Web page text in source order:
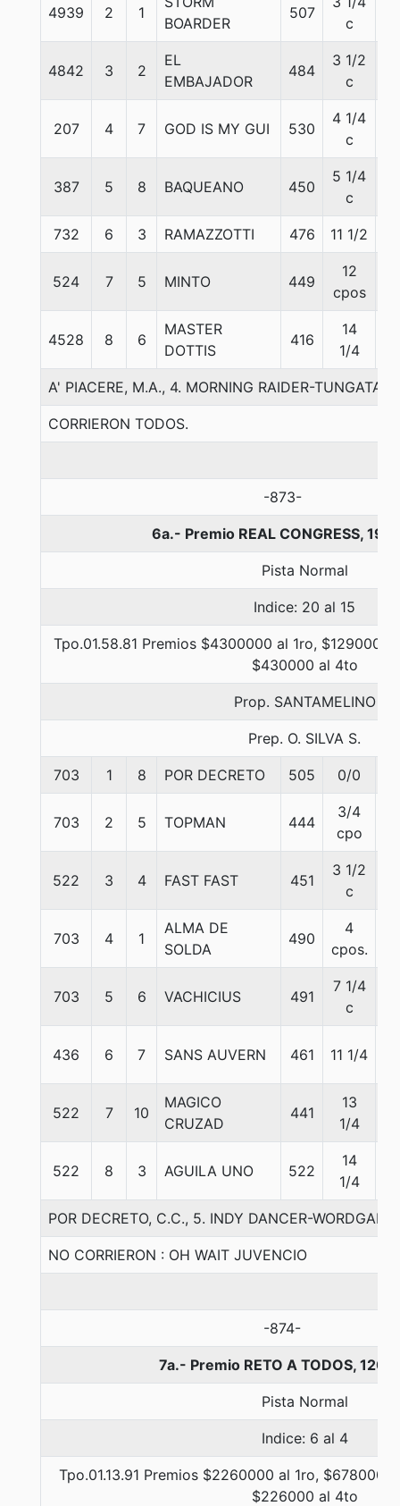
4939 2 1
BOARDER
507
c
4842 3 2
EL
EMBAJADOR
484
3 1/2
c
207 4 7 GOD IS MY GUI 530
4 1/4
c
387 5 8 BAQUEANO 450
5 1/4
c
732 6 3 RAMAZZOTTI 476 11 1/2
524 7 5 MINTO 449
12
cpos
4528 8 6
MASTER
DOTTIS
416
14
1/4
A' PIACERE, M.A., 4. MORNING RAIDER-TUNGATA-
CORRIERON TODOS.
-873-
6a.- Premio REAL CONGRESS,
Pista Normal
Indice: 20 al 15
Tpo.01.58.81 Premios $4300000 al 1ro,
$430000 al 4to
Prop. SANTAMELINO
Prep. O. SILVA S.
703 1 8 POR DECRETO 505 0/0
703 2 5 TOPMAN 444
3/4
cpo
522 3 4 FAST FAST 451
3 1/2
c
703 4 1
ALMA DE
SOLDA
490
4
cpos.
703 5 6 VACHICIUS 491
7 1/4
c
436 6 7 SANS AUVERN 461 11 1/4
522 7 10
MAGICO
CRUZAD
441
13
1/4
522 8 3 AGUILA UNO 522
14
1/4
POR DECRETO, C.C., 5. INDY DANCER-
NO CORRIERON : OH WAIT JUVENCIO
-874-
7a.- Premio RETO A TODOS,
Pista Normal
Indice: 6 al 4
Tpo.01.13.91 Premios $2260000 al 1ro, $678000
$226000 al 4to